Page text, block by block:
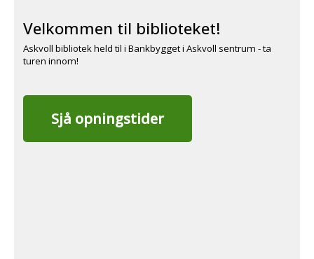
Velkommen til biblioteket!
Askvoll bibliotek held til i Bankbygget i Askvoll sentrum - ta
turen innom!
Sjå opningstider